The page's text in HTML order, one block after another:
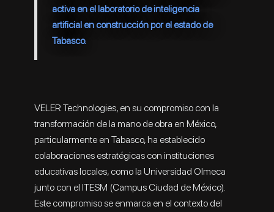
activa en el laboratorio de inteligencia
artificial en construcción por el estado de
Tabasco.
VELER Technologies, en su compromiso con la
transformación de la mano de obra en México,
particularmente en Tabasco, ha establecido
colaboraciones estratégicas con instituciones
educativas locales, como la Universidad Olmeca
junto con el ITESM (Campus Ciudad de México).
Este compromiso se enmarca en el contexto del